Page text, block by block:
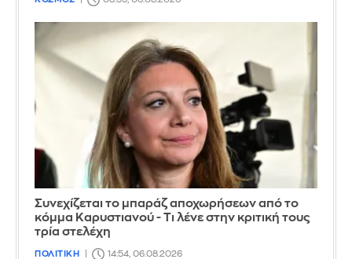
Συνεχίζεται το μπαράζ αποχωρήσεων από το
κόμμα Καρυστιανού - Τι λένε στην κριτική τους
τρία στελέχη
ΠΟΛΙΤΙΚΗ 14:54, 06.08.2026